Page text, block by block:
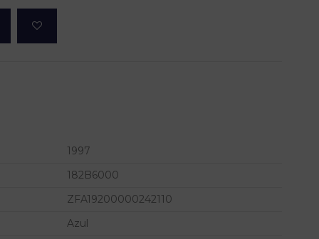
1997
182B6000
ZFA19200000242110
Azul